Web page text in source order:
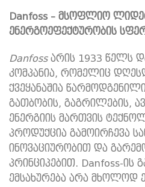
Danfoss – მსოფლიო
ენერგოეფექტურობის
Danfossარის 1933 წელს
კომპანია, რომელიც
ქვეყანაშია
გათბობის, გაგრილების,
ენერგიის მართვის
პროდუქცია გამოირჩევა
ინოვაციურობით და
პრინციპებით. Danfoss-ის
ემსახურება არა მხოლოდ